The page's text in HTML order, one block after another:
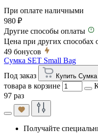
При оплате наличными
980 ₽
Другие способы оплаты
Цена при других способах
49 бонусов
Сумка SET Small Bag
Под заказ
Купить
товара в корзине
97 раз
Получайте